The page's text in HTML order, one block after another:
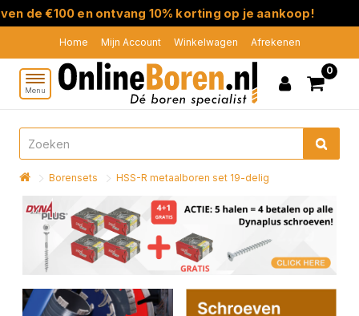
€100 en ontvang 10% korting op je aankoop!
Home Mijn Account Winkelwagen Afrekenen
Menu
0
Borensets HSS-R metaalboren set 19-delig